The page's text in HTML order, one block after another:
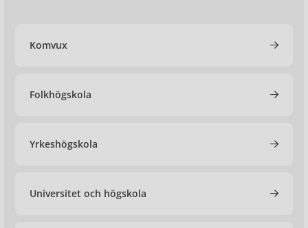
Komvux
Folkhögskola
Yrkeshögskola
Universitet och högskola